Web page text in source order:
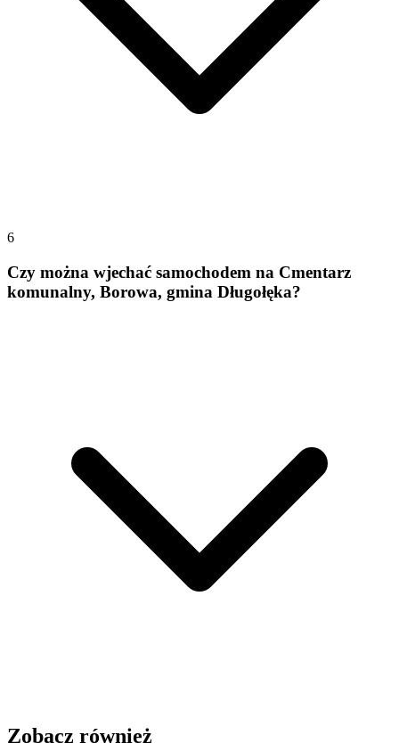
6
Czy można wjechać samochodem na Cmentarz
komunalny, Borowa, gmina Długołęka?
Zobacz również